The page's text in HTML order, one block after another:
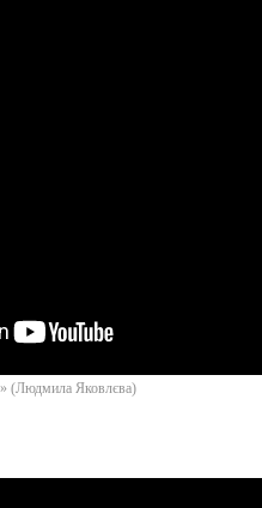
(Людмила Яковлєва)